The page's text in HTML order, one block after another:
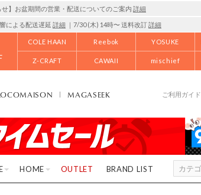
せ】お盆期間の営業・配送についてのご案内 詳細
による配送遅延 詳細 ｜7/30 (木) 14時〜 送料改訂詳細
COLE HAAN Reebok YOSUKE
Z-CRAFT CAWAII mischief
MAGASEEK ご利用ガイド
HOME OUTLET BRAND LIST